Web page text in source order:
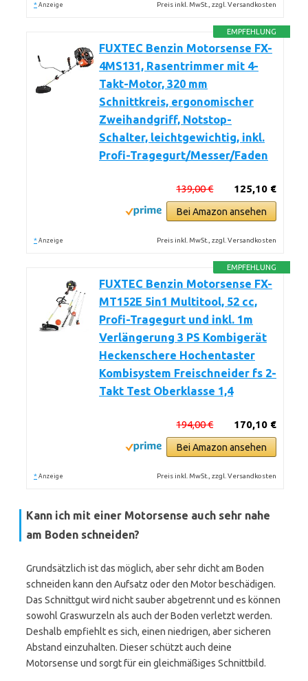
* Anzeige Preis inkl. MwSt., zzgl. Versandkosten
EMPFEHLUNG
FUXTEC Benzin Motorsense FX-
4MS131, Rasentrimmer mit 4-
Takt-Motor, 320 mm
Schnittkreis, ergonomischer
Zweihandgriff, Notstop-
Schalter, leichtgewichtig, inkl.
Profi-Tragegurt/Messer/Faden
125,10 €
139,00 €
Bei Amazon ansehen
* Anzeige Preis inkl. MwSt., zzgl. Versandkosten
EMPFEHLUNG
FUXTEC Benzin Motorsense FX-
MT152E 5in1 Multitool, 52 cc,
Profi-Tragegurt und inkl. 1m
Verlängerung 3 PS Kombigerät
Heckenschere Hochentaster
Kombisystem Freischneider fs 2-
Takt Test Oberklasse 1,4
170,10 €
194,00 €
Bei Amazon ansehen
* Anzeige Preis inkl. MwSt., zzgl. Versandkosten
Kann ich mit einer Motorsense auch sehr nahe
am Boden schneiden?
Grundsätzlich ist das möglich, aber sehr dicht am Boden
schneiden kann den Aufsatz oder den Motor beschädigen.
Das Schnittgut wird nicht sauber abgetrennt und es können
sowohl Graswurzeln als auch der Boden verletzt werden.
Deshalb empfiehlt es sich, einen niedrigen, aber sicheren
Abstand einzuhalten. Dieser schützt auch deine
Motorsense und sorgt für ein gleichmäßiges Schnittbild.